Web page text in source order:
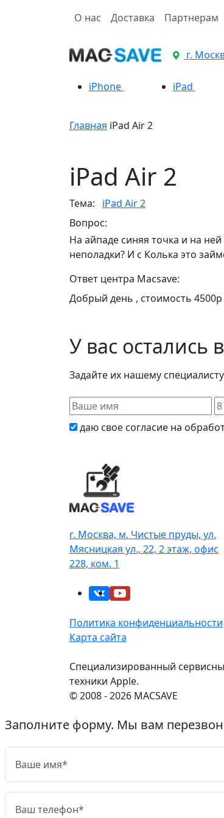
О нас Доставка Партнерам
г.
iPhone
iPad
Главная iPad Air 2
iPad Air 2
Тема: iPad Air 2
Вопрос:
На айпаде синяя точка и на
неполадки? И с Колька это
Ответ центра Macsave:
Добрый день , стоимость
У вас остались
Задайте их нашему специалисту
даю свое согласие на
г. Москва, м. Чистые пруды, ул.
Мясницкая ул., 22, 2 этаж, офис
228, ком. 1
Политика конфиденциальности
Карта сайта
Специализированный
техники Apple.
© 2008 - 2026 MACSAVE
Заполните форму. Мы вам